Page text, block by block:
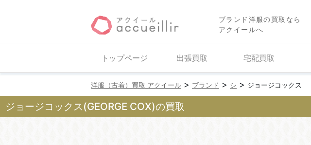
ブランド洋服の買取なら
アクイールへ
トップページ 出張買取 宅配買取
洋服（古着）買取 アクイール > ブランド > シ > ジョージコックス
ジョージコックス(GEORGE COX)の買取